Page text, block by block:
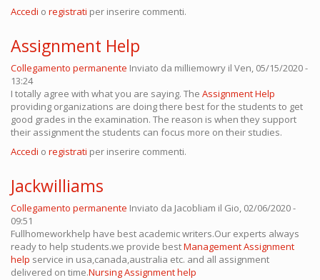
Accedi o registrati per inserire commenti.
Assignment Help
Collegamento permanente Inviato da milliemowry il Ven, 05/15/2020 -
13:24
I totally agree with what you are saying. The Assignment Help
providing organizations are doing there best for the students to get
good grades in the examination. The reason is when they support
their assignment the students can focus more on their studies.
Accedi o registrati per inserire commenti.
Jackwilliams
Collegamento permanente Inviato da Jacobliam il Gio, 02/06/2020 -
09:51
Fullhomeworkhelp have best academic writers.Our experts always
ready to help students.we provide bestManagement Assignment
help service in usa,canada,australia etc. and all assignment
delivered on time.Nursing Assignment help